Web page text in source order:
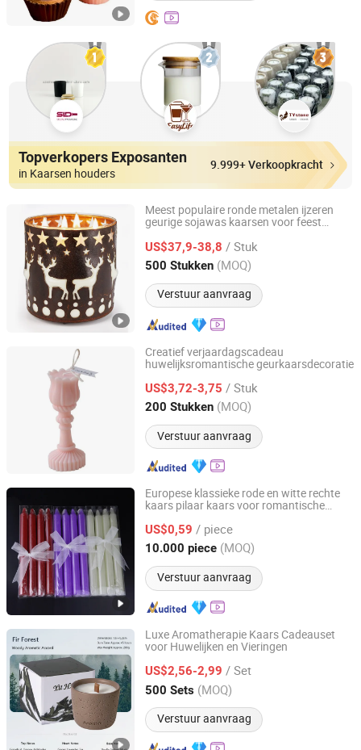
Topverkopers Exposanten
in Kaarsen houders
9.999+ Verkoopkracht
Meest populaire ronde metalen ijzeren
geurige sojawas kaarsen voor feest
US$37,9-38,8 / Stuk
500 Stukken (MOQ)
Verstuur aanvraag
Knows(Xiamen)Aroma Crafts Co., Ltd.
Fujian, China Sinds 2022
Creatief verjaardagscadeau
huwelijksromantische geurkaarsdecoratie
US$3,72-3,75 / Stuk
200 Stukken (MOQ)
Verstuur aanvraag
Jinjiang Jiayi Supply Chain Management Co., Ltd.
Fujian, China Sinds 2021
Europese klassieke rode en witte rechte
kaars pilaar kaars voor romantische
US$0,59 / piece
10.000 piece (MOQ)
Verstuur aanvraag
Chemact (Liaoning) Petrochemicals Ltd.
Liaoning, China Sinds 2009
Luxe Aromatherapie Kaars Cadeauset
voor Huwelijken en Vieringen
US$2,56-2,99 / Set
500 Sets (MOQ)
Verstuur aanvraag
Heleyou Cultural and Creative(Wuxi) Co., Ltd.
Jiangsu, China Sinds 2024